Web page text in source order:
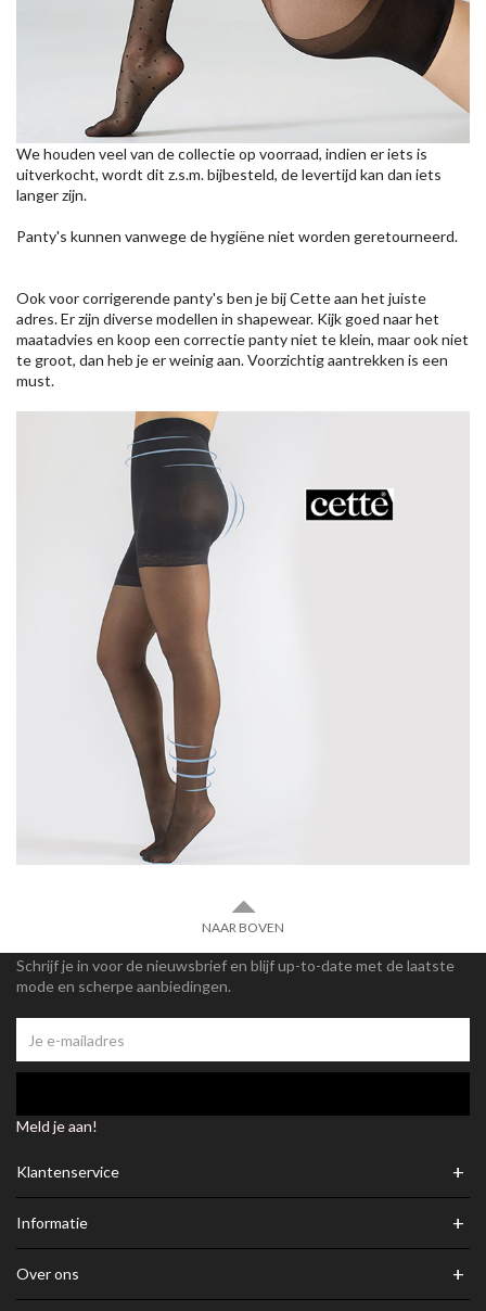
We houden veel van de collectie op voorraad, indien er iets is
uitverkocht, wordt dit z.s.m. bijbesteld, de levertijd kan dan iets
langer zijn.
Panty's kunnen vanwege de hygiëne niet worden geretourneerd.
Ook voor corrigerende panty's ben je bij Cette aan het juiste
adres. Er zijn diverse modellen in shapewear. Kijk goed naar het
maatadvies en koop een correctie panty niet te klein, maar ook niet
te groot, dan heb je er weinig aan. Voorzichtig aantrekken is een
must.
NAAR BOVEN
Schrijf je in voor de nieuwsbrief en blijf up-to-date met de laatste
mode en scherpe aanbiedingen.
Meld je aan!
Klantenservice +
Informatie +
Over ons +